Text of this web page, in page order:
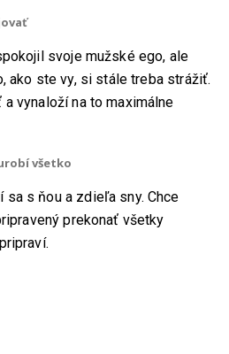
svoje mužské ego, ale
ako ste vy, si stále treba strážiť.
vynaloží na to maximálne
všetko
sa s ňou a zdieľa sny. Chce
prekonať všetky